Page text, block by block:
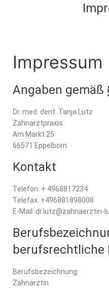
Impressum
Angaben gemäß
Dr. med. dent. Tanja Lutz
Zahnarztpraxis
Am Markt 25
66571 Eppelborn
Kontakt
Telefon: + 4968817234
Telefax: +496881898008
E-Mail: dr.lutz@zahnaerztin-
berufsrechtliche
Berufsbezeichnung:
Zahnärztin